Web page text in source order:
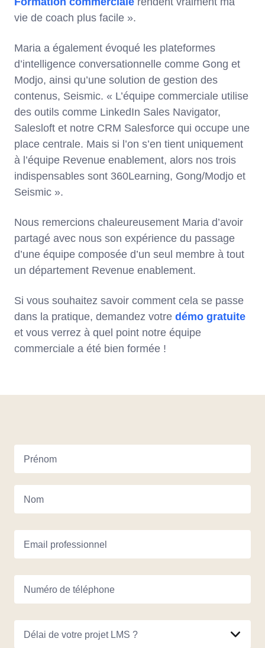
vie de coach plus facile ».
Maria a également évoqué les plateformes
d’intelligence conversationnelle comme Gong et
Modjo, ainsi qu’une solution de gestion des
contenus, Seismic. « L’équipe commerciale utilise
des outils comme LinkedIn Sales Navigator,
Salesloft et notre CRM Salesforce qui occupe une
place centrale. Mais si l’on s’en tient uniquement
à l’équipe Revenue enablement, alors nos trois
indispensables sont 360Learning, Gong/Modjo et
Seismic ».
Nous remercions chaleureusement Maria d’avoir
partagé avec nous son expérience du passage
d’une équipe composée d’un seul membre à tout
un département Revenue enablement.
Si vous souhaitez savoir comment cela se passe
dans la pratique, demandez votre démo gratuite
et vous verrez à quel point notre équipe
commerciale a été bien formée !
Prénom
Nom
Email professionnel
Numéro de téléphone
Délai de votre projet LMS ?